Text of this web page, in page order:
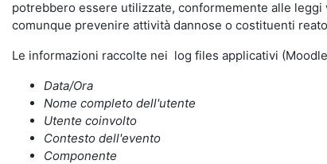
potrebbero essere utilizzate, conformemente alle
comunque prevenire attività dannose o costituenti
Le informazioni raccolte nei log files applicativi
Data/Ora
Nome completo dell'utente
Utente coinvolto
Contesto dell'evento
Componente